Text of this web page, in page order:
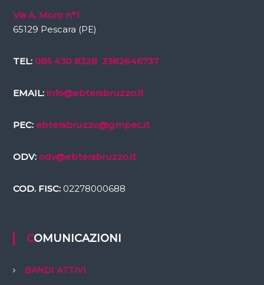
Via A. Moro n°1
65129 Pescara (PE)
TEL: 085 430 8328 3382646737
EMAIL: info@ebterabruzzo.it
PEC: ebterabruzzo@gmpec.it
ODV: odv@ebterabruzzo.it
COD. FISC:02278000688
COMUNICAZIONI
BANDI ATTIVI